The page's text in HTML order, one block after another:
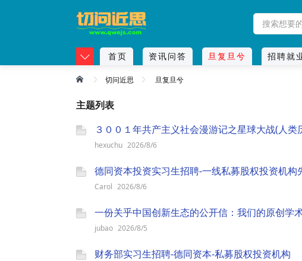
首页 资讯问答 旦复旦兮 招聘就
切问近思 旦复旦兮
主题列表
３００１年共产主义社会漫游记之星球大战(人
hexuchu 2026/8/6
德同资本投资实习生招聘-一线私募股权投资机构
Carol 2026/8/6
jubao 2026/8/5
财务部实习生招聘-德同资本-私募股权投资机构